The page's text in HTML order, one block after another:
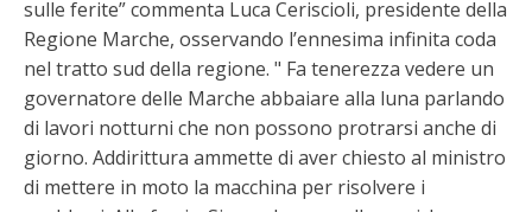
sulle ferite” commenta Luca Ceriscioli, presidente della
Regione Marche, osservando l’ennesima infinita coda
nel tratto sud della regione. " Fa tenerezza vedere un
governatore delle Marche abbaiare alla luna parlando
di lavori notturni che non possono protrarsi anche di
giorno. Addirittura ammette di aver chiesto al ministro
di mettere in moto la macchina per risolvere i